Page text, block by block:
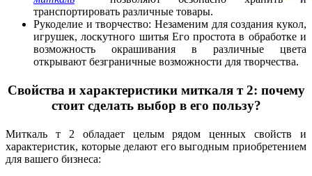
транспортировать различные товары.
Рукоделие и творчество: Незаменим для создания кукол,
игрушек, лоскутного шитья Его простота в обработке и
возможность окрашивания в различные цвета
открывают безграничные возможности для творчества.
Свойства и характеристики миткаля т 2: почему
стоит сделать выбор в его пользу?
Миткаль т 2 обладает целым рядом ценных свойств и
характеристик, которые делают его выгодным приобретением
для вашего бизнеса: